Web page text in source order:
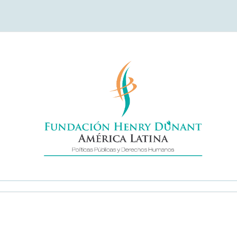
Fundación Henry
América Latina